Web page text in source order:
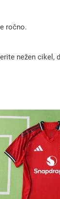
ročno.
nežen cikel,